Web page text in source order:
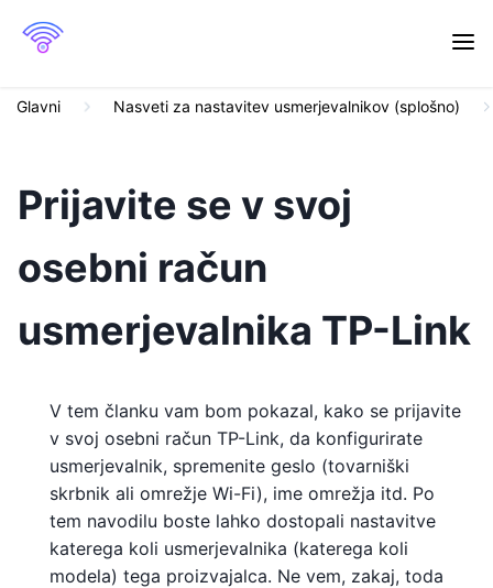
Glavni Nasveti za nastavitev usmerjevalnikov (splošno)
Prijavite se v svoj
osebni račun
usmerjevalnika TP-Link
V tem članku vam bom pokazal, kako se prijavite
v svoj osebni račun TP-Link, da konfigurirate
usmerjevalnik, spremenite geslo (tovarniški
skrbnik ali omrežje Wi-Fi), ime omrežja itd. Po
tem navodilu boste lahko dostopali nastavitve
katerega koli usmerjevalnika (katerega koli
modela) tega proizvajalca. Ne vem, zakaj, toda